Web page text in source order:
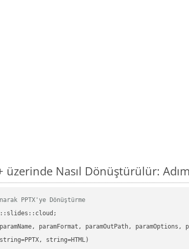
üzerinde Nasıl Dönüştürülür:
PPTX'ye Dönüştürme
paramFormat, paramOutPath,